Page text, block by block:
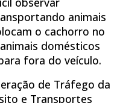
animais
o cachorro no
domésticos
fora do veículo.
de Tráfego da
e Transportes